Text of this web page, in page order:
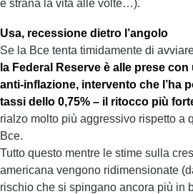
è strana la vita alle volte…).
Usa, recessione dietro l’angolo
Se la Bce tenta timidamente di
la Federal Reserve è alle prese
anti-inflazione, intervento che l’ha
tassi dello 0,75% – il ritocco più
rialzo molto più aggressivo rispetto a
Bce.
Tutto questo mentre le stime sulla
americana vengono ridimensionate
rischio che si spingano ancora più in